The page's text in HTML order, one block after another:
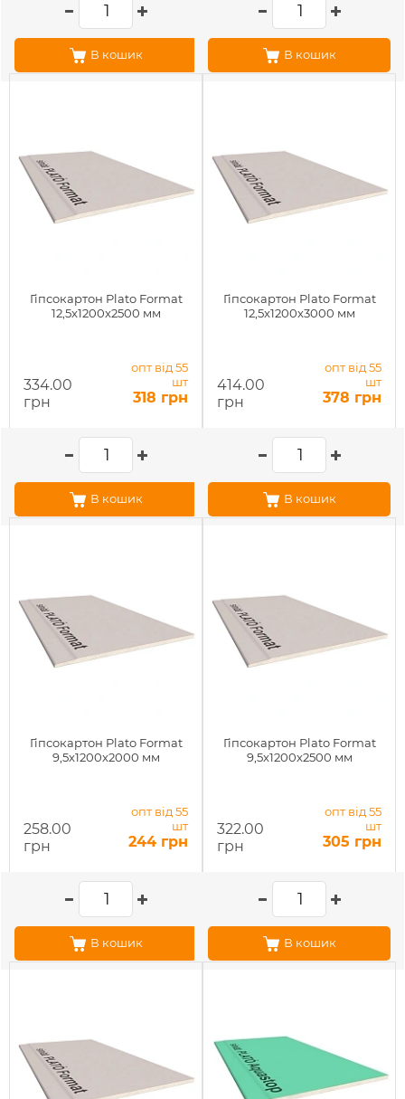
В кошик В кошик
Гіпсокартон Plato Format
12,5x1200x2500 мм
334.00
грн
опт від 55
шт
318 грн
В кошик
Гіпсокартон Plato Format
12,5x1200x3000 мм
414.00
грн
опт від 55
шт
378 грн
В кошик
Гіпсокартон Plato Format
9,5x1200x2000 мм
258.00
грн
опт від 55
шт
244 грн
В кошик
Гіпсокартон Plato Format
9,5x1200x2500 мм
322.00
грн
опт від 55
шт
305 грн
В кошик